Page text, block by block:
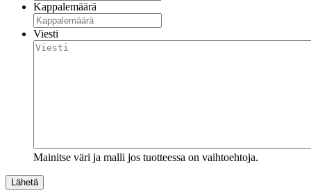
Kappalemäärä
Viesti
Mainitse väri ja malli jos tuotteessa on vaihtoehtoja.